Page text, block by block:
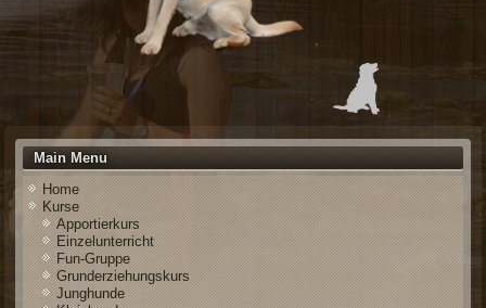
Main Menu
Home
Kurse
Apportierkurs
Einzelunterricht
Fun-Gruppe
Grunderziehungskurs
Junghunde